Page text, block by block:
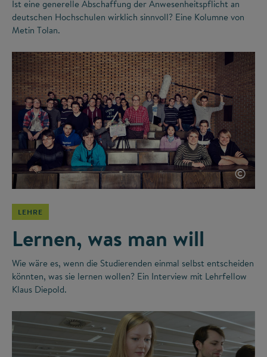
Ist eine generelle Abschaffung der Anwesenheitspflicht an
deutschen Hochschulen wirklich sinnvoll? Eine Kolumne von
Metin Tolan.
©
LEHRE
Lernen, was man will
Wie wäre es, wenn die Studierenden einmal selbst entscheiden
könnten, was sie lernen wollen? Ein Interview mit Lehrfellow
Klaus Diepold.